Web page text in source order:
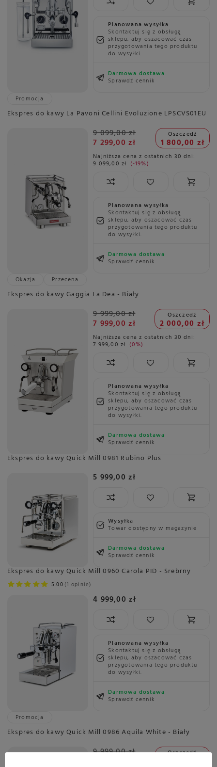
Planowana wysyłka
Skontaktuj się z obsługą
sklepu, aby oszacować czas
przygotowania tego produktu
do wysyłki.
Darmowa dostawa
Sprawdź cennik
Promocja
Ekspres do kawy La Pavoni Cellini Evoluzione LPSCVS01EU
9 099,00 zł
7 299,00 zł
Oszczedź
1 800,00 zł
Najniższa cena z ostatnich 30 dni:
9 099,00 zł -19%
Planowana wysyłka
Skontaktuj się z obsługą
sklepu, aby oszacować czas
przygotowania tego produktu
do wysyłki.
Darmowa dostawa
Sprawdź cennik
Okazja
Przecena
Ekspres do kawy Gaggia La Dea - Biały
9 999,00 zł
7 999,00 zł
Oszczedź
2 000,00 zł
Najniższa cena z ostatnich 30 dni:
7 999,00 zł 0%
Planowana wysyłka
Skontaktuj się z obsługą
sklepu, aby oszacować czas
przygotowania tego produktu
do wysyłki.
Darmowa dostawa
Sprawdź cennik
Ekspres do kawy Quick Mill 0981 Rubino Plus
5 999,00 zł
Wysyłka
Towar dostępny w magazynie
Darmowa dostawa
Sprawdź cennik
Ekspres do kawy Quick Mill 0960 Carola PID - Srebrny
5.00 1 opinie
4 999,00 zł
Planowana wysyłka
Skontaktuj się z obsługą
sklepu, aby oszacować czas
przygotowania tego produktu
do wysyłki.
Darmowa dostawa
Sprawdź cennik
Promocja
Ekspres do kawy Quick Mill 0986 Aquila White - Biały
9 999,00 zł Oszczedź